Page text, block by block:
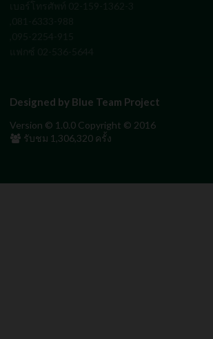
Designed by Blue Team Project
Version © 1.0.0 Copyright © 2016
รับชม 1,306,320 ครั้ง